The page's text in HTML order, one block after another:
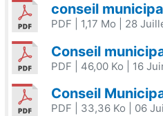
conseil
PDF | 1,17 Mo | 28
Conseil
PDF | 46,00 Ko | 16
Conseil
PDF | 33,36 Ko | 06